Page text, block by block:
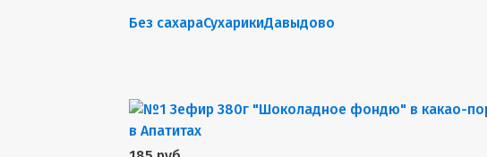
Без сахараСухарикиДавыдово